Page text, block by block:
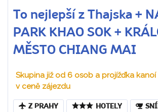
To nejlepší z Thajska +
PARK KHAO SOK +
MĚSTO CHIANG MAI
Skupina již od 6 osob a projížďka kanoí
v ceně zájezdu
Z PRAHY HOTELY